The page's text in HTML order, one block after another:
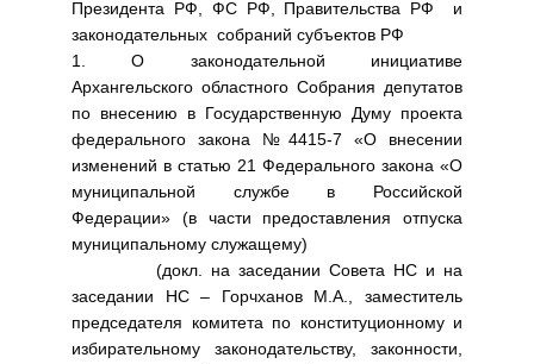
Президента РФ, ФС РФ, Правительства РФ и
законодательных собраний субъектов РФ
1. О законодательной инициативе
Архангельского областного Собрания депутатов
по внесению в Государственную Думу проекта
федерального закона №4415-7 «О внесении
изменений в статью 21 Федерального закона «О
муниципальной службе в Российской
Федерации» (в части предоставления отпуска
муниципальному служащему)
(докл. на заседании Совета НС и на
заседании НС – Горчханов М.А., заместитель
председателя комитета по конституционному и
избирательному законодательству, законности,